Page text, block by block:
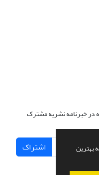
بهترین
در خبرنامه نشریه مشترک
اشتراک